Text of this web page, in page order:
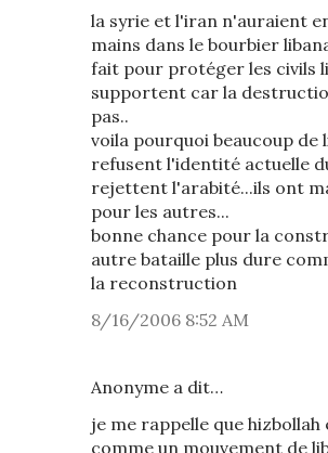
la syrie et l'iran n'auraient
mains dans le bourbier
fait pour protéger les civils
supportent car la
pas..
voila pourquoi beaucoup de
refusent l'identité actuelle
rejettent l'arabité...ils ont
pour les autres...
bonne chance pour la
autre bataille plus dure
la reconstruction
8/16/2006 8:52 AM
Anonyme a dit…
je me rappelle que hizbollah
comme un mouvement de